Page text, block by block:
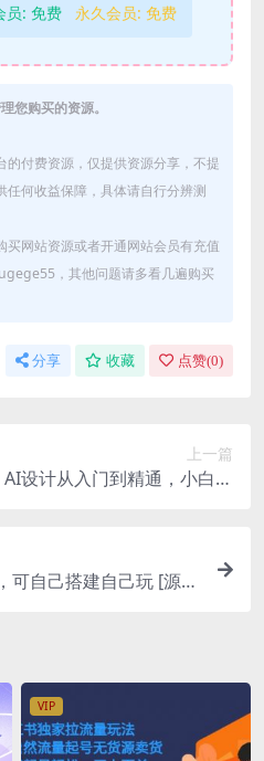
员: 免费 永久会员: 免费
您购买的资源。
的付费资源，仅提供资源分享，不提
何收益保障，具体请自行分辨测
买网站资源或者开通网站会员有充值
，其他问题请多看几遍购买
分享 收藏 点赞(0)
上一篇
设计从入门到精通，小白也
可自己搭建自己玩 [源码
VIP